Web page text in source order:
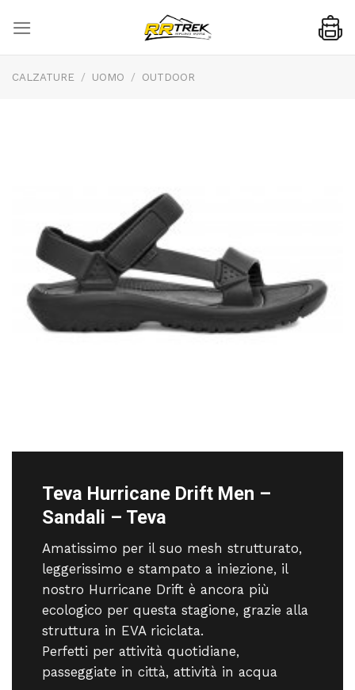
content
CALZATURE / UOMO / OUTDOOR
Teva Hurricane Drift Men –
Sandali – Teva
Amatissimo per il suo mesh strutturato,
leggerissimo e stampato a iniezione, il
nostro Hurricane Drift è ancora più
ecologico per questa stagione, grazie alla
struttura in EVA riciclata.
Perfetti per attività quotidiane,
passeggiate in città, attività in acqua